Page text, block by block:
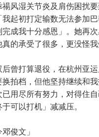
风湿关节炎及肩伤困扰
起初打定输数无法参加
成我十分感恩」。她再
的承受了很多，更没怪
曾打算退役，在杭州亚
拍档，但他坚持继续和
用尽所有努力，对得住
可以打机」减减压。
俊文」